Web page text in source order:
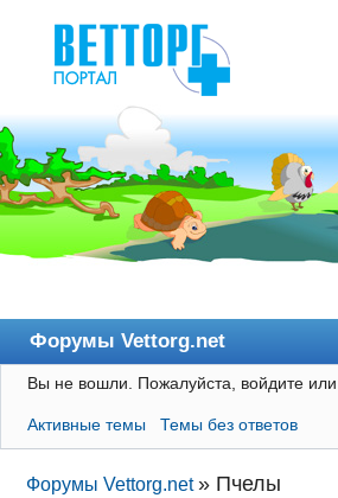
Форумы Vettorg.net
Главная
Пользователи
Правила
Вы не вошли. Пожалуйста, войдите или
Активные темы Темы без ответов
Форумы Vettorg.net » Пчелы